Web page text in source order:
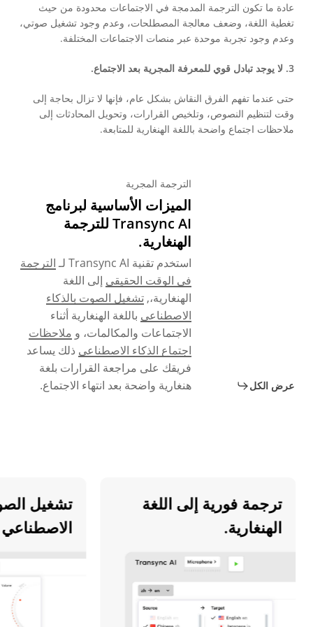
عادة ما تكون الترجمة المدمجة في الاجتماعات محدودة من حيث
تغطية اللغة، وضعف معالجة المصطلحات، وعدم وجود تشغيل صوتي،
وعدم وجود تجربة موحدة عبر منصات الاجتماعات المختلفة.
3. لا يوجد تبادل قوي للمعرفة المجرية بعد الاجتماع.
حتى عندما تفهم الفرق النقاش بشكل عام، فإنها لا تزال بحاجة إلى
وقت لتنظيم النصوص، وتلخيص القرارات، وتحويل المحادثات إلى
ملاحظات اجتماع واضحة باللغة الهنغارية للمتابعة.
الترجمة المجرية
الميزات الأساسية لبرنامج
Transync AI للترجمة
الهنغارية.
استخدم تقنية Transync AI لـ
الترجمة
في الوقت الحقيقي إلى اللغة
الهنغارية،,تشغيل الصوت بالذكاء
الاصطناعي باللغة الهنغارية أثناء
الاجتماعات والمكالمات، و ملاحظات
اجتماع الذكاء الاصطناعي ذلك يساعد
فريقك على مراجعة القرارات بلغة
هنغارية واضحة بعد انتهاء الاجتماع.
عرض الكل
ترجمة فورية إلى اللغة
الهنغارية.
تشغيل الصوت
الاصطناعي